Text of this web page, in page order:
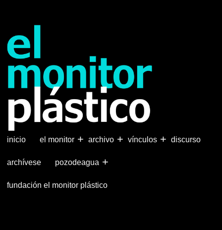
principal
inicio +
el monitor +
archivo +
vínculos discurso
archívese +
pozodeagua
fundación el monitor plástico